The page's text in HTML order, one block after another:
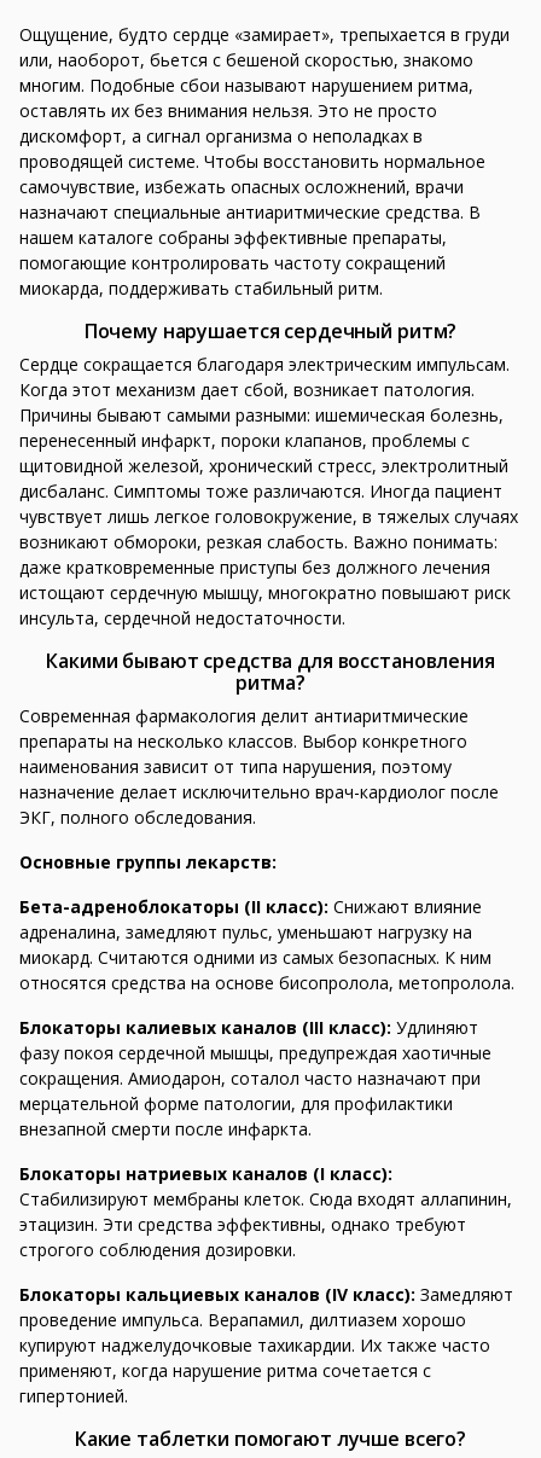
Ощущение, будто сердце «замирает», трепыхается в груди
или, наоборот, бьется с бешеной скоростью, знакомо
многим. Подобные сбои называют нарушением ритма,
оставлять их без внимания нельзя. Это не просто
дискомфорт, а сигнал организма о неполадках в
проводящей системе. Чтобы восстановить нормальное
самочувствие, избежать опасных осложнений, врачи
назначают специальные антиаритмические средства. В
нашем каталоге собраны эффективные препараты,
помогающие контролировать частоту сокращений
миокарда, поддерживать стабильный ритм.
Почему нарушается сердечный ритм?
Сердце сокращается благодаря электрическим импульсам.
Когда этот механизм дает сбой, возникает патология.
Причины бывают самыми разными: ишемическая болезнь,
перенесенный инфаркт, пороки клапанов, проблемы с
щитовидной железой, хронический стресс, электролитный
дисбаланс. Симптомы тоже различаются. Иногда пациент
чувствует лишь легкое головокружение, в тяжелых случаях
возникают обмороки, резкая слабость. Важно понимать:
даже кратковременные приступы без должного лечения
истощают сердечную мышцу, многократно повышают риск
инсульта, сердечной недостаточности.
Какими бывают средства для восстановления
ритма?
Современная фармакология делит антиаритмические
препараты на несколько классов. Выбор конкретного
наименования зависит от типа нарушения, поэтому
назначение делает исключительно врач-кардиолог после
ЭКГ, полного обследования.
Основные группы лекарств:
Бета-адреноблокаторы (II класс): Снижают влияние
адреналина, замедляют пульс, уменьшают нагрузку на
миокард. Считаются одними из самых безопасных. К ним
относятся средства на основе бисопролола, метопролола.
Блокаторы калиевых каналов (III класс): Удлиняют
фазу покоя сердечной мышцы, предупреждая хаотичные
сокращения. Амиодарон, соталол часто назначают при
мерцательной форме патологии, для профилактики
внезапной смерти после инфаркта.
Блокаторы натриевых каналов (I класс):
Стабилизируют мембраны клеток. Сюда входят аллапинин,
этацизин. Эти средства эффективны, однако требуют
строгого соблюдения дозировки.
Блокаторы кальциевых каналов (IV класс): Замедляют
проведение импульса. Верапамил, дилтиазем хорошо
купируют наджелудочковые тахикардии. Их также часто
применяют, когда нарушение ритма сочетается с
гипертонией.
Какие таблетки помогают лучше всего?